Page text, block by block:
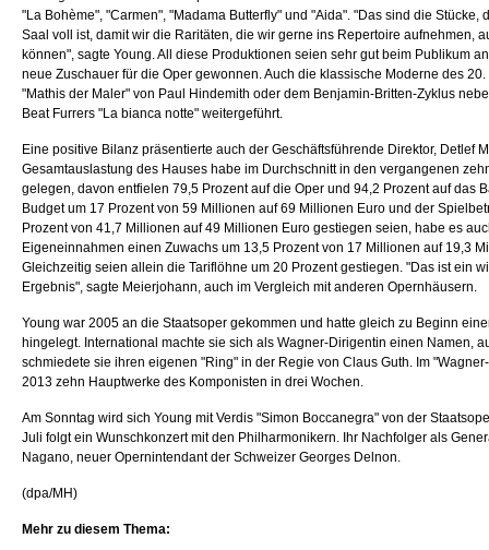
"La Bohème", "Carmen", "Madama Butterfly" und "Aida". "Das sind die Stücke,
Saal voll ist, damit wir die Raritäten, die wir gerne ins Repertoire aufnehmen,
können", sagte Young. All diese Produktionen seien sehr gut beim Publikum
neue Zuschauer für die Oper gewonnen. Auch die klassische Moderne des
"Mathis der Maler" von Paul Hindemith oder dem Benjamin-Britten-Zyklus
Beat Furrers "La bianca notte" weitergeführt.
Eine positive Bilanz präsentierte auch der Geschäftsführende Direktor, Detlef
Gesamtauslastung des Hauses habe im Durchschnitt in den vergangenen
gelegen, davon entfielen 79,5 Prozent auf die Oper und 94,2 Prozent auf das
Budget um 17 Prozent von 59 Millionen auf 69 Millionen Euro und der
Prozent von 41,7 Millionen auf 49 Millionen Euro gestiegen seien, habe es
Eigeneinnahmen einen Zuwachs um 13,5 Prozent von 17 Millionen auf 19,3
Gleichzeitig seien allein die Tariflöhne um 20 Prozent gestiegen. "Das ist ein
Ergebnis", sagte Meierjohann, auch im Vergleich mit anderen Opernhäusern.
Young war 2005 an die Staatsoper gekommen und hatte gleich zu Beginn
hingelegt. International machte sie sich als Wagner-Dirigentin einen Namen,
schmiedete sie ihren eigenen "Ring" in der Regie von Claus Guth. Im
2013 zehn Hauptwerke des Komponisten in drei Wochen.
Am Sonntag wird sich Young mit Verdis "Simon Boccanegra" von der
Juli folgt ein Wunschkonzert mit den Philharmonikern. Ihr Nachfolger als
Nagano, neuer Opernintendant der Schweizer Georges Delnon.
(dpa/MH)
Mehr zu diesem Thema: